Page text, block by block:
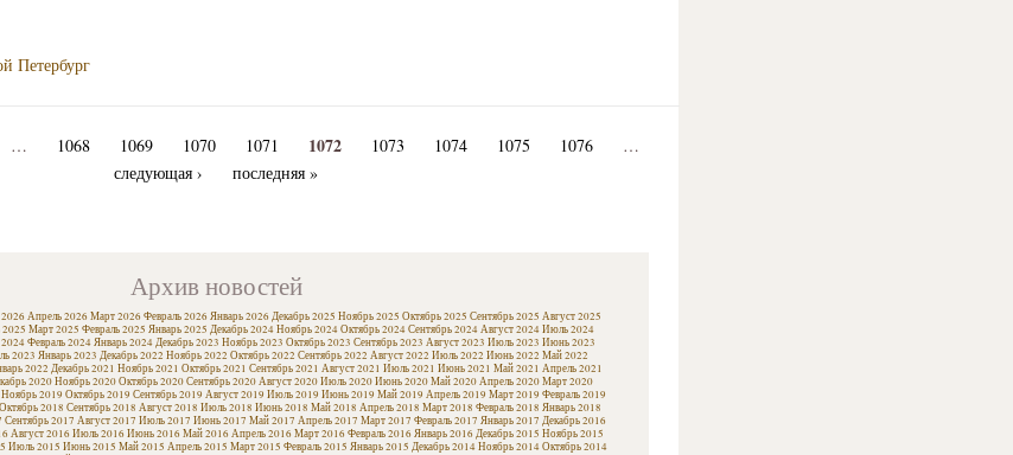
Петербург
… 1068 1069 1070 1071 1072 1073 1074 1075 1076
…
следующая ›
последняя »
Архив новостей
Апрель 2026 Март 2026 Февраль 2026 Январь 2026 Декабрь 2025 Ноябрь 2025 Октябрь 2025 Сентябрь 2025 Август 2025
2025 Март 2025 Февраль 2025 Январь 2025 Декабрь 2024Ноябрь 2024Октябрь 2024Сентябрь 2024Август 2024Июль 2024
Февраль 2024Январь 2024Декабрь 2023 Ноябрь 2023 Октябрь 2023 Сентябрь 2023 Август 2023 Июль 2023 Июнь 2023
2023 Январь 2023 Декабрь 2022 Ноябрь 2022 Октябрь 2022 Сентябрь 2022 Август 2022 Июль 2022 Июнь 2022 Май 2022
2022 Декабрь 2021 Ноябрь 2021 Октябрь 2021 Сентябрь 2021 Август 2021 Июль 2021 Июнь 2021 Май 2021 Апрель 2021
2020Ноябрь 2020Октябрь 2020Сентябрь 2020Август 2020Июль 2020Июнь 2020Май 2020Апрель 2020Март 2020
Ноябрь 2019 Октябрь 2019 Сентябрь 2019 Август 2019 Июль 2019 Июнь 2019 Май 2019 Апрель 2019 Март 2019 Февраль 2019
Октябрь 2018 Сентябрь 2018 Август 2018 Июль 2018 Июнь 2018 Май 2018 Апрель 2018 Март 2018 Февраль 2018 Январь 2018
Сентябрь 2017 Август 2017 Июль 2017 Июнь 2017 Май 2017 Апрель 2017 Март 2017 Февраль 2017 Январь 2017 Декабрь 2016
Август 2016 Июль 2016 Июнь 2016 Май 2016 Апрель 2016 Март 2016 Февраль 2016 Январь 2016 Декабрь 2015 Ноябрь 2015
Июль 2015 Июнь 2015 Май 2015 Апрель 2015 Март 2015 Февраль 2015 Январь 2015 Декабрь 2014Ноябрь 2014Октябрь 2014